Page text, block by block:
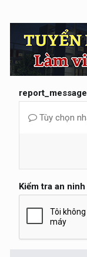
report_message
Tùy chọn
Kiểm tra an ninh